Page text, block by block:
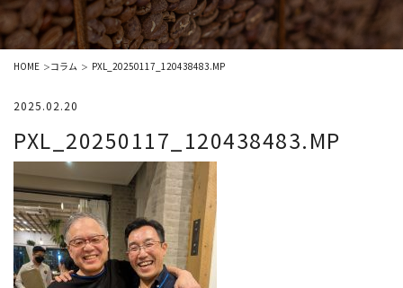
HOME ＞コラム ＞ PXL_20250117_120438483.MP
2025.02.20
PXL_20250117_120438483.MP